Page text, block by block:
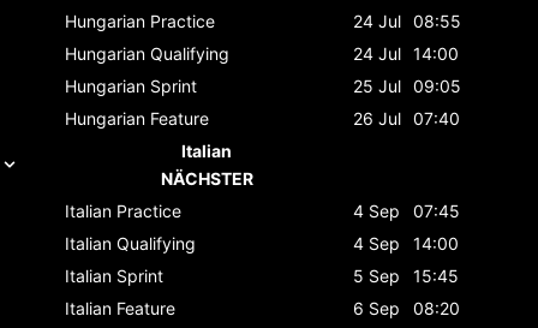
Hungarian Practice 24 Jul 08:55
Hungarian Qualifying 24 Jul 14:00
Hungarian Sprint 25 Jul 09:05
Hungarian Feature 26 Jul 07:40
Italian
NÄCHSTER
Italian Practice 4 Sep
07:45
Italian Qualifying 4 Sep
14:00
Italian Sprint 5 Sep
15:45
Italian Feature 6 Sep
08:20